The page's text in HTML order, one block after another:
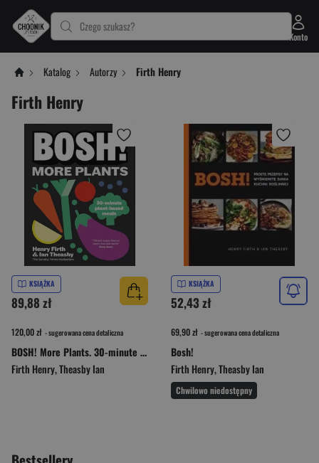
Czego szukasz?
Konto
Katalog Autorzy Firth Henry
Firth Henry
KSIĄŻKA
89,88 zł
120,00 zł - sugerowana cena detaliczna
BOSH! More Plants. 30-minute Plant-based Meals
Firth Henry,Theasby Ian
KSIĄŻKA
52,43 zł
69,90 zł - sugerowana cena detaliczna
Bosh!
Firth Henry,Theasby Ian
Chwilowo niedostępny